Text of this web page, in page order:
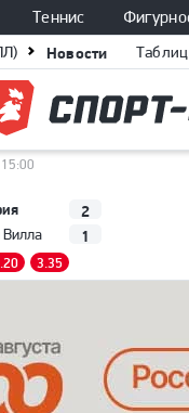
Теннис
Новости
Вилла
2
1
3.35